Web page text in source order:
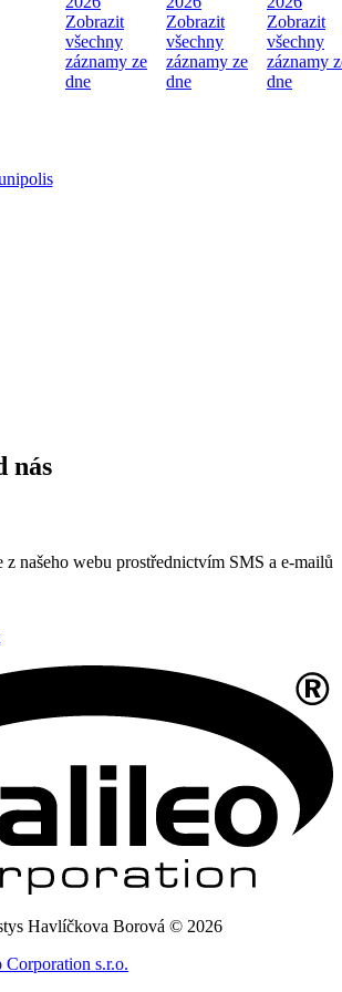
Zobrazit
všechny
záznamy ze
dne
Zobrazit
všechny
záznamy ze
dne
Zobrazit
všechny
záznamy
dne
nás
z našeho webu prostřednictvím SMS a e-mailů
Havlíčkova Borová © 2026
Corporation s.r.o.